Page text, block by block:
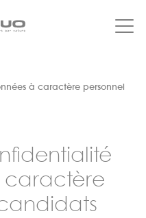
à caractère personnel
caractère